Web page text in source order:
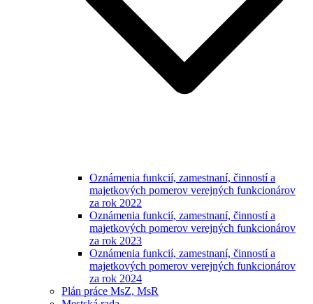
Oznámenia funkcií, zamestnaní, činností a
majetkových pomerov verejných funkcionárov
za rok 2022
Oznámenia funkcií, zamestnaní, činností a
majetkových pomerov verejných funkcionárov
za rok 2023
Oznámenia funkcií, zamestnaní, činností a
majetkových pomerov verejných funkcionárov
za rok 2024
Plán práce MsZ, MsR